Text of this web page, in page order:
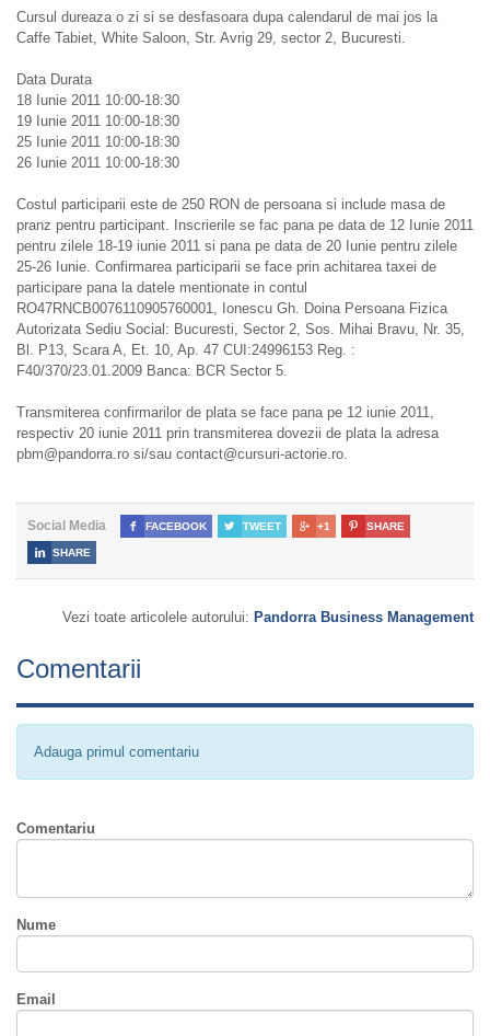
Cursul dureaza o zi si se desfasoara dupa calendarul de mai jos la
Caffe Tabiet, White Saloon, Str. Avrig 29, sector 2, Bucuresti.
Data Durata
18 Iunie 2011 10:00-18:30
19 Iunie 2011 10:00-18:30
25 Iunie 2011 10:00-18:30
26 Iunie 2011 10:00-18:30
Costul participarii este de 250 RON de persoana si include masa de
pranz pentru participant. Inscrierile se fac pana pe data de 12 Iunie 2011
pentru zilele 18-19 iunie 2011 si pana pe data de 20 Iunie pentru zilele
25-26 Iunie. Confirmarea participarii se face prin achitarea taxei de
participare pana la datele mentionate in contul
RO47RNCB0076110905760001, Ionescu Gh. Doina Persoana Fizica
Autorizata Sediu Social: Bucuresti, Sector 2, Sos. Mihai Bravu, Nr. 35,
Bl. P13, Scara A, Et. 10, Ap. 47 CUI:24996153 Reg. :
F40/370/23.01.2009 Banca: BCR Sector 5.
Transmiterea confirmarilor de plata se face pana pe 12 iunie 2011,
respectiv 20 iunie 2011 prin transmiterea dovezii de plata la adresa
pbm@pandorra.ro si/sau contact@cursuri-actorie.ro.
Social Media  FACEBOOK  TWEET  +1  SHARE
 SHARE
Vezi toate articolele autorului: Pandorra Business Management
Comentarii
Adauga primul comentariu
Comentariu
Nume
Email